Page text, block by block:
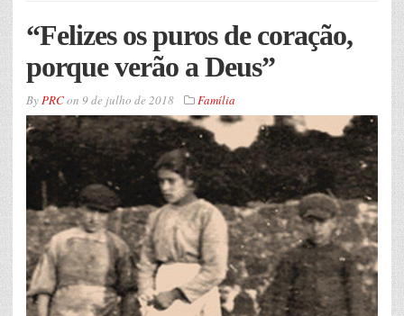
“Felizes os puros de coração,
porque verão a Deus”
ByPRCon 9 de julho de 2018 Família